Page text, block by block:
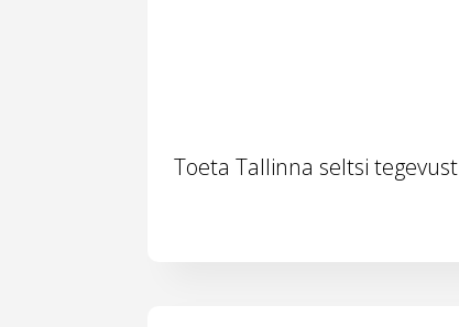
Toeta Tallinna seltsi tegevust